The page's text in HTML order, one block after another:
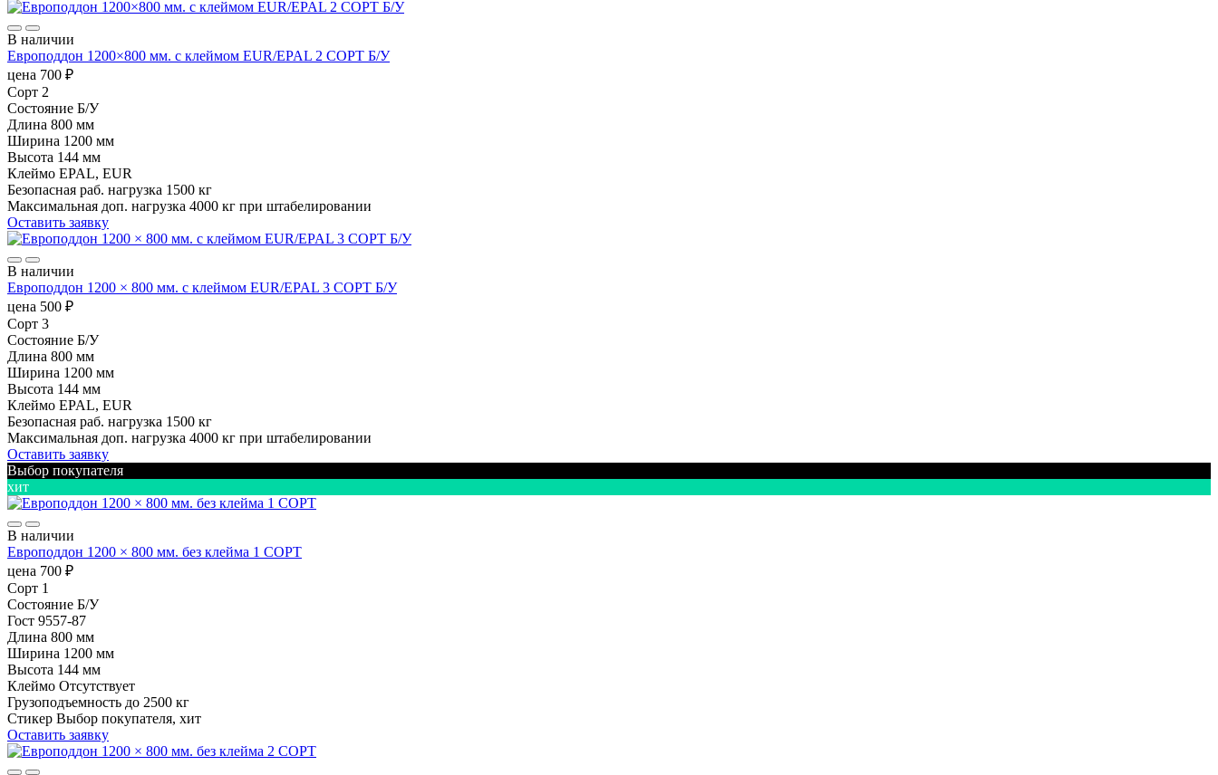
В наличии
Европоддон 1200×800 мм. с клеймом EUR/EPAL 2 СОРТ Б/У
цена 700 ₽
Сорт 2
Состояние Б/У
Длина 800 мм
Ширина 1200 мм
Высота 144 мм
Клеймо EPAL, EUR
Безопасная раб. нагрузка 1500 кг
Максимальная доп. нагрузка 4000 кг при штабелировании
Оставить заявку
В наличии
Европоддон 1200 × 800 мм. с клеймом EUR/EPAL 3 СОРТ Б/У
цена 500 ₽
Сорт 3
Состояние Б/У
Длина 800 мм
Ширина 1200 мм
Высота 144 мм
Клеймо EPAL, EUR
Безопасная раб. нагрузка 1500 кг
Максимальная доп. нагрузка 4000 кг при штабелировании
Оставить заявку
Выбор покупателя
хит
В наличии
Европоддон 1200 × 800 мм. без клейма 1 СОРТ
цена 700 ₽
Сорт 1
Состояние Б/У
Гост 9557-87
Длина 800 мм
Ширина 1200 мм
Высота 144 мм
Клеймо Отсутствует
Грузоподъемность до 2500 кг
Стикер Выбор покупателя, хит
Оставить заявку